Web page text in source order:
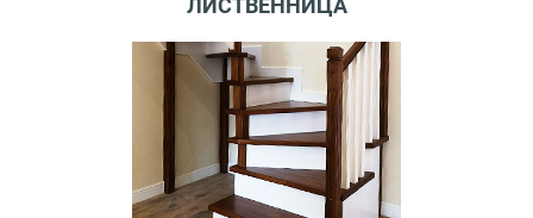
ЛИСТВЕННИЦА